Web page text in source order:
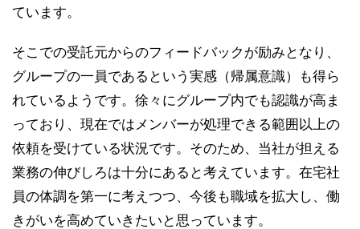
ています。
そこでの受託元からのフィードバックが励みとなり、
グループの一員であるという実感（帰属意識）も得ら
れているようです。徐々にグループ内でも認識が高ま
っており、現在ではメンバーが処理できる範囲以上の
依頼を受けている状況です。そのため、当社が担える
業務の伸びしろは十分にあると考えています。在宅社
員の体調を第一に考えつつ、今後も職域を拡大し、働
きがいを高めていきたいと思っています。